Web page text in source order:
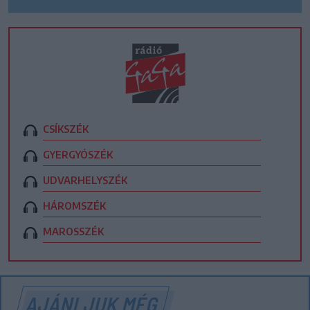
CSÍKSZÉK
GYERGYÓSZÉK
UDVARHELYSZÉK
HÁROMSZÉK
MAROSSZÉK
AJÁNLJUK MÉG